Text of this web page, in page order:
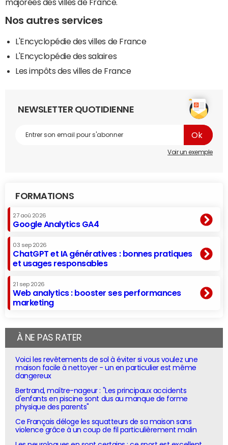
majorées des villes de France.
Nos autres services
L'Encyclopédie des villes de France
L'Encyclopédie des salaires
Les impôts des villes de France
NEWSLETTER QUOTIDIENNE
Voir un exemple
FORMATIONS
27 aoû 2026
Google Analytics GA4
03 sep 2026
ChatGPT et IA génératives : bonnes pratiques
et usages responsables
21 sep 2026
Web analytics : booster ses performances
marketing
À NE PAS RATER
Voici les revêtements de sol à éviter si vous voulez une
maison facile à nettoyer - un en particulier est même
dangereux
Bertrand, maître-nageur : "Les principaux accidents
d'enfants en piscine sont dus au manque de forme
physique des parents"
Ce Français déloge les squatteurs de sa maison sans
violence grâce à un coup de fil particulièrement malin